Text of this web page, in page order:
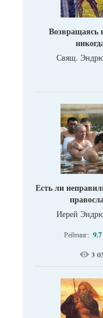
Возвращаясь
Свящ.
Есть ли
Иерей
Рейтинг: 9.7
3